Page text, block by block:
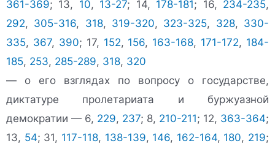
361-369; 13, 10, 13-27; 14, 178-181; 16, 234-235,
292, 305-316, 318, 319-320, 323-325, 328, 330-
335, 367, 390; 17, 152, 156, 163-168, 171-172, 184-
185, 253, 285-289, 318, 320
— о его взглядах по вопросу о государстве,
диктатуре пролетариата и буржуазной
демократии — 6, 229, 237; 8, 210-211; 12, 363-364;
13, 54; 31, 117-118, 138-139, 146, 162-164, 180, 219;